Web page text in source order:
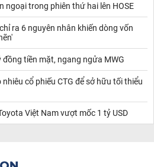
ngoại trong phiên thứ hai lên HOSE
ra 6 nguyên nhân khiến dòng vốn
tiền mặt, ngang ngửa MWG
cổ phiếu CTG để sở hữu tối thiểu
Việt Nam vượt mốc 1 tỷ USD